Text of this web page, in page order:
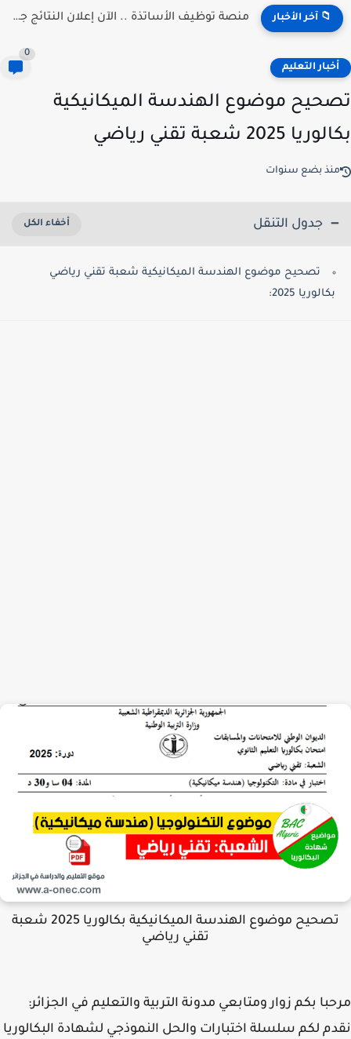
📁 آخر الأخبار منصة توظيف الأساتذة .. الآن إعلان النتائج جميع الولات 2026...
التعليم
موضوع الهندسة الميكانيكية
2025 شعبة تقني رياضي
بضع سنوات
جدول التنقل
تصحيح موضوع الهندسة الميكانيكية شعبة تقني رياضي
بكالوريا 2025:
تصحيح موضوع الهندسة الميكانيكية بكالوريا 2025 شعبة
تقني رياضي
بكم زوار ومتابعي مدونة التربية والتعليم في الجزائر:
لكم سلسلة اختبارات والحل النموذجي لشهادة البكالوريا